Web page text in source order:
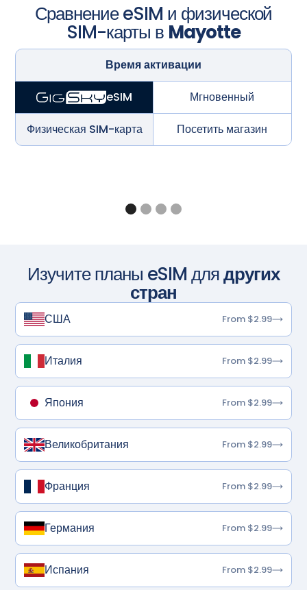
Сравнение eSIM и физической
SIM-карты в Mayotte
Время активации
eSIM Мгновенный
Физическая SIM-карта Посетить магазин
Изучите планы eSIM длядругих
стран
США From $2.99
Италия From $2.99
Япония From $2.99
Великобритания From $2.99
Франция From $2.99
Германия From $2.99
Испания From $2.99